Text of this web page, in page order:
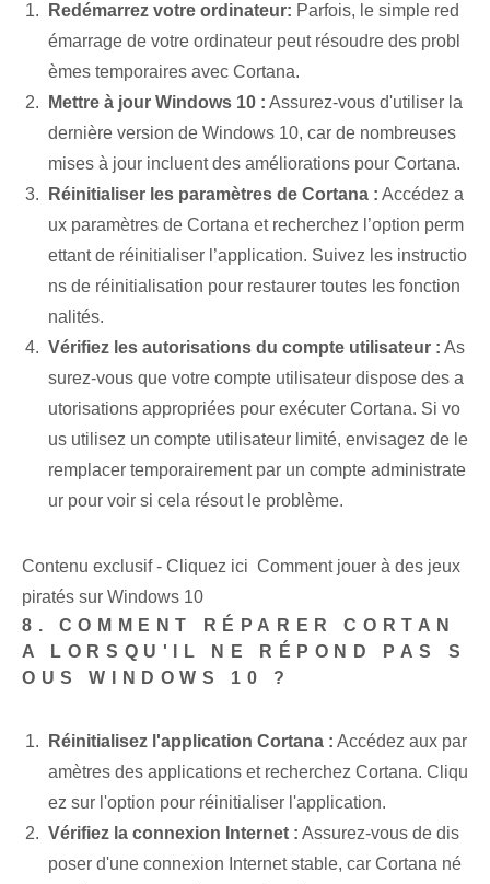
Redémarrez votre ordinateur: Parfois, le simple red
émarrage de votre ordinateur peut résoudre des probl
èmes temporaires avec Cortana.
Mettre à jour Windows 10 : Assurez-vous d'utiliser la
dernière version de Windows 10, car de nombreuses
mises à jour incluent des améliorations pour Cortana.
Réinitialiser les paramètres de Cortana : Accédez a
ux paramètres de Cortana et recherchez l’option perm
ettant de réinitialiser l’application. Suivez les instructio
ns de réinitialisation pour restaurer toutes les fonction
nalités.
Vérifiez les autorisations du compte utilisateur : As
surez-vous que votre compte utilisateur dispose des a
utorisations appropriées pour exécuter Cortana. Si vo
us utilisez un compte utilisateur limité, envisagez de le
remplacer temporairement par un compte administrate
ur pour voir si cela résout le problème.
Contenu exclusif - Cliquez ici Comment jouer à des jeux
piratés sur Windows 10
8. COMMENT RÉPARER CORTAN
A LORSQU'IL NE RÉPOND PAS S
OUS WINDOWS 10 ?
Réinitialisez l'application Cortana : Accédez aux par
amètres des applications et recherchez Cortana. Cliqu
ez⁤ sur l'option pour réinitialiser l'application.
Vérifiez la connexion Internet : Assurez-vous de dis
poser d'une connexion Internet stable, car Cortana né